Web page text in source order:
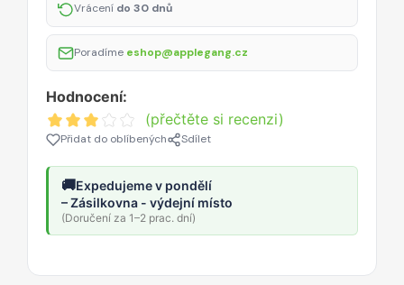
Vrácení do 30 dnů
Poradíme eshop@applegang.cz
Hodnocení:
(přečtěte si recenzi)
Přidat do oblíbených Sdílet
🚚Expedujeme v pondělí
– Zásilkovna - výdejní místo
(Doručení za 1–2 prac. dní)